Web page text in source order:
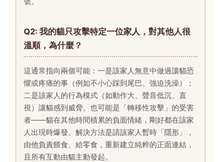
Q2: 我的貓只攻擊特定一位家人，對其他人很
溫順，為什麼？
這通常指向兩個可能：一是該家人無意中做過讓貓恐
懼或疼痛的事（例如不小心踩到尾巴、強迫洗澡）；
二是該家人的行為模式（如動作大、聲音低沉、直
視）讓貓感到威脅。也可能是「轉移性攻擊」的受害
者——貓在其他時間積累的負面情緒，剛好都在該家
人出現時爆發。解決方法是請該家人暫時「隱形」，
由他負責餵食、給零食，重新建立純粹的正面連結，
且所有互動由貓主動發起。